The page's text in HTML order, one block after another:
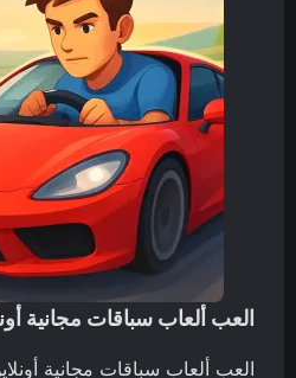
العب ألعاب سباقات مجانية
العب ألعاب سباقات مجانية